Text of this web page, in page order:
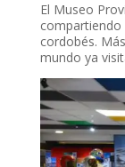
El Museo
compartiendo
cordobés.
mundo ya